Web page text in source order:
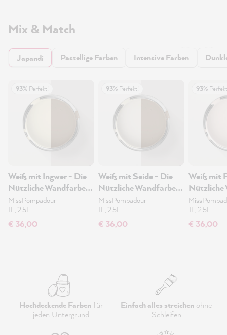
Mix & Match
Japandi Pastellige Farben Intensive Farben
93% Perfekt!
Weiß mit Ingwer - Die
Nützliche Wandfarbe
1L
MissPompadour
1L, 2.5L
€ 36,00
93% Perfekt!
Weiß mit Seide - Die
Nützliche Wandfarbe
1L
MissPompadour
1L, 2.5L
€ 36,00
93%
Weiß mit
Nützliche
1L
1L, 2.5L
€ 36,00
Hochdeckende Farbenfür
jeden Untergrund
Einfach alles streichen ohne
Schleifen